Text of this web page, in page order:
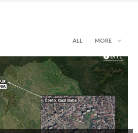
ALL MORE